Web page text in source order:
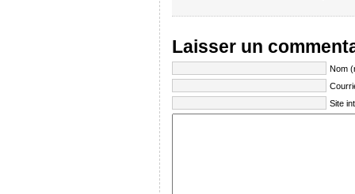
Laisser un
Nom
Site